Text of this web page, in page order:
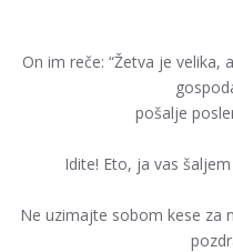
On im reče: “Žetva je
pošalje
Idite! Eto, ja vas
Ne uzimajte sobom kese za